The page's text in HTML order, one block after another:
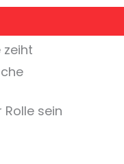
zeiht
sein